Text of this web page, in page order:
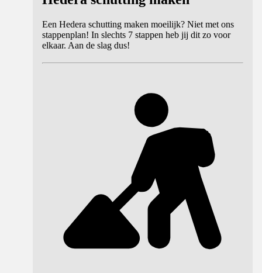
Een Hedera schutting maken moeilijk? Niet met ons
stappenplan! In slechts 7 stappen heb jij dit zo voor
elkaar. Aan de slag dus!